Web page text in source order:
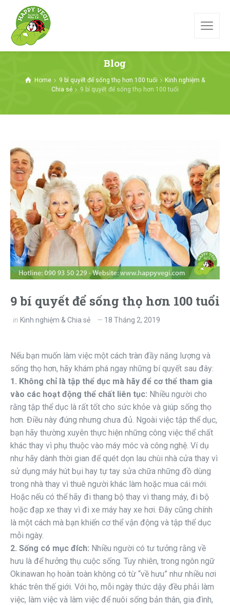
Blog
Home 9 bí quyết để sống thọ hơn 100 tuổi
Kinh nghiệm &
Chia sẻ
9 bí quyết để sống thọ hơn 100 tuổi
9 bí quyết để sống thọ hơn 100 tuổi
in Kinh nghiệm & Chia sẻ 18 Tháng 2, 2019
Nếu bạn muốn làm việc một cách tràn đầy năng lượng và
sống thọ hơn, hãy khám phá ngay những bí quyết sau đây:
1. Không chỉ là tập thể dục mà hãy để cơ thể tham gia
vào các hoạt động thể chất liên tục: Nhiều người cho
rằng tập thể dục là rất tốt cho sức khỏe và giúp sống thọ
hơn. Điều này đúng nhưng chưa đủ. Ngoài việc tập thể dục,
bạn hãy thường xuyên thực hiện những công việc thể chất
khác thay vì phụ thuộc vào máy móc và công nghệ. Ví dụ
như hãy dành thời gian để quét dọn lau chùi nhà cửa thay vì
sử dụng máy hút bụi hay tự tay sửa chữa những đồ dùng
trong nhà thay vì thuê người khác làm hoặc mua cái mới.
Hoặc nếu có thể hãy đi thang bộ thay vì thang máy, đi bộ
hoặc đạp xe thay vì đi xe máy hay xe hơi. Đây cũng chính
là một cách mà bạn khiến cơ thể vận động và tập thể dục
mỗi ngày.
2. Sống có mục đích: Nhiều người có tư tưởng rằng về
hưu là để hưởng thụ cuộc sống. Tuy nhiên, trong ngôn ngữ
Okinawan họ hoàn toàn không có từ “về hưu” như nhiều nơi
khác trên thế giới. Với họ, mỗi ngày thức dậy đều phải làm
việc, làm việc và làm việc để nuôi sống bản thân, gia đình,